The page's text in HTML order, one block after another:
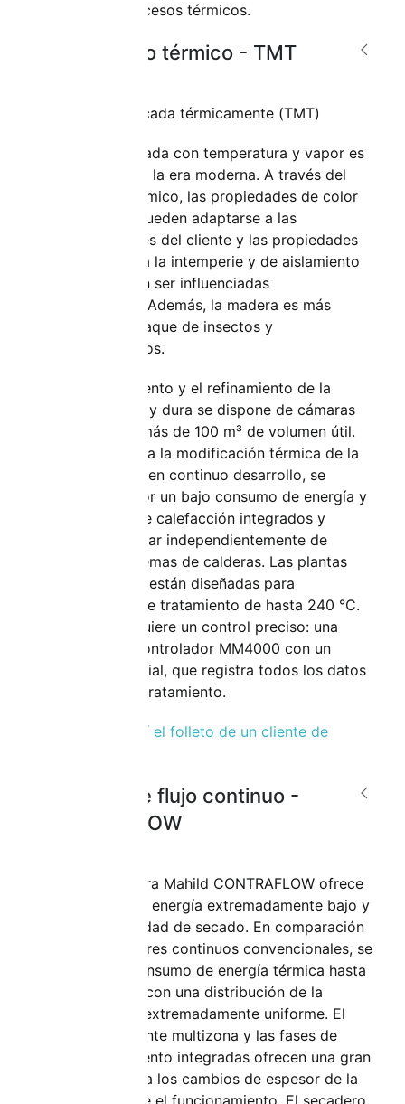
retorno de procesos térmicos.
Tratamiento térmico - TMT
Madera modificada térmicamente (TMT)
La madera tratada con temperatura y vapor es
un producto de la era moderna. A través del
tratamiento térmico, las propiedades de color
de la madera pueden adaptarse a las
especificaciones del cliente y las propiedades
de resistencia a la intemperie y de aislamiento
térmico pueden ser influenciadas
positivamente. Además, la madera es más
resistente al ataque de insectos y
microorganismos.
Para el tratamiento y el refinamiento de la
madera blanda y dura se dispone de cámaras
de secado de más de 100 m³ de volumen útil.
Las plantas para la modificación térmica de la
madera (TMT), en continuo desarrollo, se
caracterizan por un bajo consumo de energía y
por sistemas de calefacción integrados y
pueden funcionar independientemente de
complejos sistemas de calderas. Las plantas
TMT de Mahild están diseñadas para
temperaturas de tratamiento de hasta 240 °C.
El proceso requiere un control preciso: una
tarea para el controlador MM4000 con un
software especial, que registra todos los datos
relevantes del tratamiento.
Descargue aquí el folleto de un cliente de
Secador de flujo continuo -
CONTRAFLOW
La nueva cámara Mahild CONTRAFLOW ofrece
un consumo de energía extremadamente bajo y
una mayor calidad de secado. En comparación
con los secadores continuos convencionales, se
consigue un consumo de energía térmica hasta
un 30% menor con una distribución de la
humedad final extremadamente uniforme. El
control inteligente multizona y las fases de
acondicionamiento integradas ofrecen una gran
flexibilidad para los cambios de espesor de la